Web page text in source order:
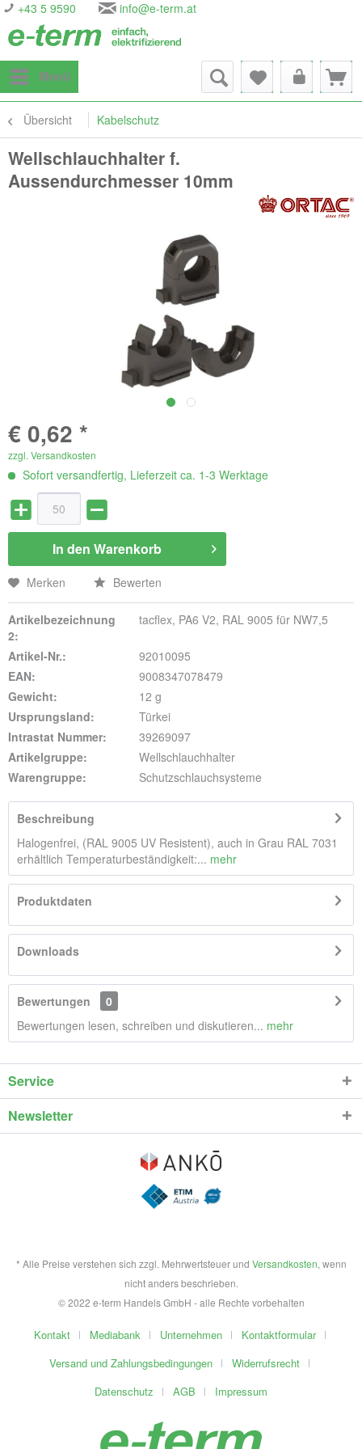
+43 5 9590 info@e-term.at
Menü
Übersicht Kabelschutz
Wellschlauchhalter f.
Aussendurchmesser 10mm
€ 0,62 *
zzgl. Versandkosten
Sofort versandfertig, Lieferzeit ca. 1-3 Werktage
In den Warenkorb
Merken Bewerten
Artikelbezeichnung
2:
tacflex, PA6 V2, RAL 9005 für NW7,5
Artikel-Nr.:
92010095
EAN:
9008347078479
Gewicht:
12 g
Ursprungsland:
Türkei
Intrastat Nummer:
39269097
Artikelgruppe:
Wellschlauchhalter
Warengruppe:
Schutzschlauchsysteme
Beschreibung
Halogenfrei, (RAL 9005 UV Resistent), auch in Grau RAL 7031
erhältlich Temperaturbeständigkeit:... mehr
Produktdaten
Downloads
Bewertungen
0
Bewertungen lesen, schreiben und diskutieren... mehr
Service
Newsletter
* Alle Preise verstehen sich zzgl. Mehrwertsteuer und Versandkosten, wenn
nicht anders beschrieben.
© 2022 e-term Handels GmbH - alle Rechte vorbehalten
Kontakt Mediabank Unternehmen
Kontaktformular
Versand und Zahlungsbedingungen
Widerrufsrecht
Datenschutz
AGB Impressum